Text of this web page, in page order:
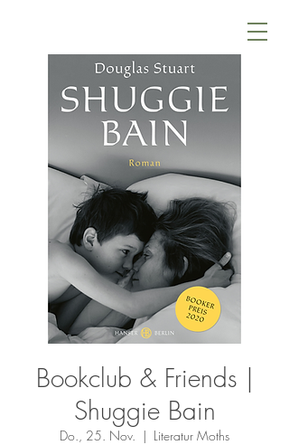
Bookclub & Friends |
Shuggie Bain
Do., 25. Nov.
  |
Literatur Moths